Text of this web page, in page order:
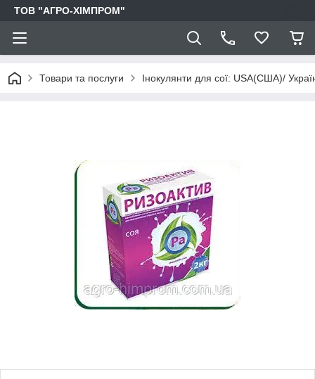
ТОВ "АГРО-ХІМПРОМ"
Товари та послуги Інокулянти для сої: USA(США)/